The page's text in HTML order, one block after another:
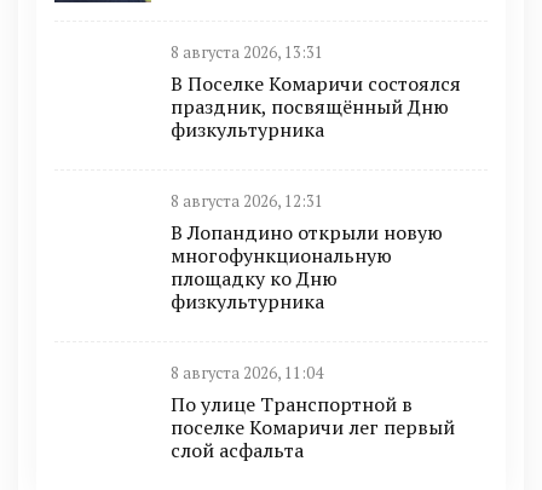
8 августа 2026, 13:31
В Поселке Комаричи состоялся
праздник, посвящённый Дню
физкультурника
8 августа 2026, 12:31
В Лопандино открыли новую
многофункциональную
площадку ко Дню
физкультурника
8 августа 2026, 11:04
По улице Транспортной в
поселке Комаричи лег первый
слой асфальта